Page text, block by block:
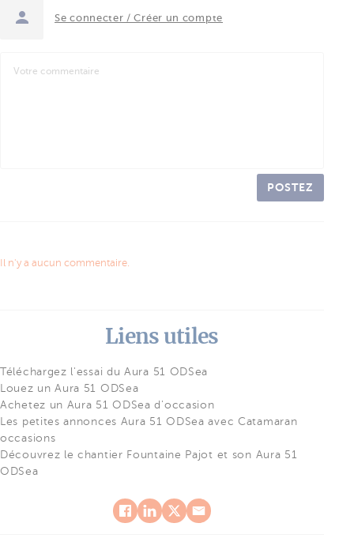
Se connecter / Créer un compte
POSTEZ
Il n'y a aucun commentaire.
Liens utiles
Téléchargez l'essai du Aura 51 ODSea
Louez un Aura 51 ODSea
Achetez un Aura 51 ODSea d'occasion
Les petites annonces Aura 51 ODSea avec Catamaran
occasions
Découvrez le chantier Fountaine Pajot et son Aura 51
ODSea